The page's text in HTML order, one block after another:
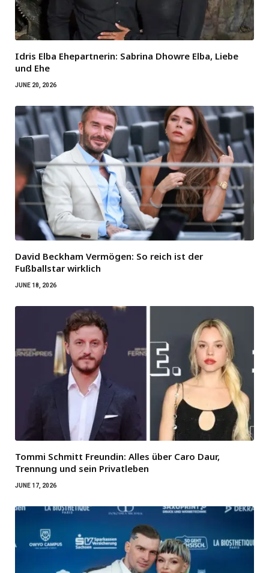
Idris Elba Ehepartnerin: Sabrina Dhowre Elba, Liebe
und Ehe
JUNE 20, 2026
David Beckham Vermögen: So reich ist der
Fußballstar wirklich
JUNE 18, 2026
Tommi Schmitt Freundin: Alles über Caro Daur,
Trennung und sein Privatleben
JUNE 17, 2026